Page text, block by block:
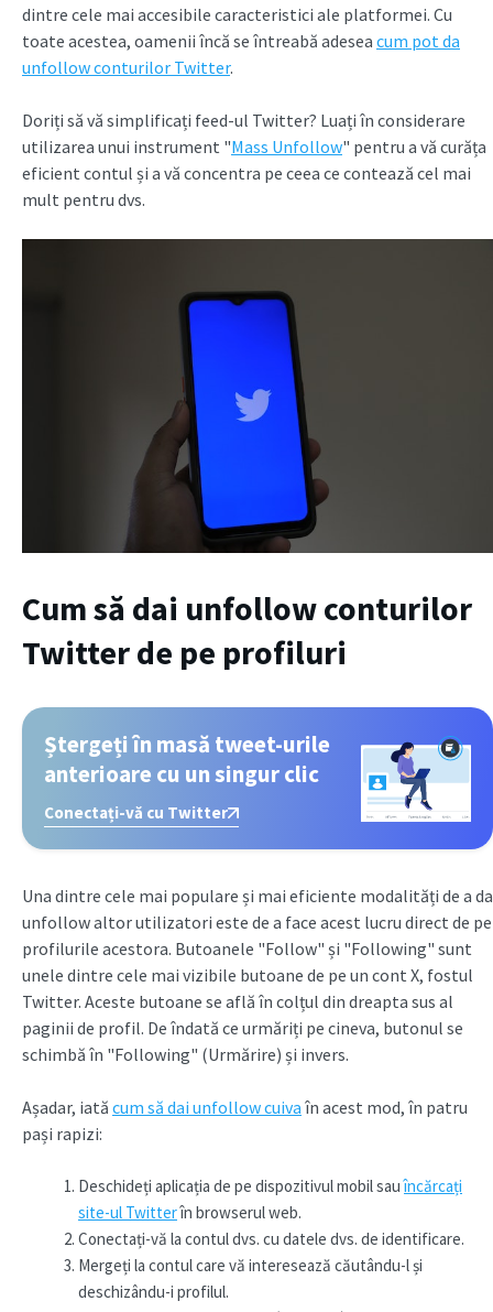
dintre cele mai accesibile caracteristici ale platformei. Cu
toate acestea, oamenii încă se întreabă adesea cum pot da
unfollow conturilor Twitter.
Doriți să vă simplificați feed-ul Twitter? Luați în considerare
utilizarea unui instrument "Mass Unfollow" pentru a vă curăța
eficient contul și a vă concentra pe ceea ce contează cel mai
mult pentru dvs.
Cum să dai unfollow conturilor
Twitter de pe profiluri
Ștergeți în masă tweet-urile
anterioare cu un singur clic
Conectați-vă cu Twitter
Una dintre cele mai populare și mai eficiente modalități de a da
unfollow altor utilizatori este de a face acest lucru direct de pe
profilurile acestora. Butoanele "Follow" și "Following" sunt
unele dintre cele mai vizibile butoane de pe un cont X, fostul
Twitter. Aceste butoane se află în colțul din dreapta sus al
paginii de profil. De îndată ce urmăriți pe cineva, butonul se
schimbă în "Following" (Urmărire) și invers.
Așadar, iată cum să dai unfollow cuiva în acest mod, în patru
pași rapizi:
Deschideți aplicația de pe dispozitivul mobil sauîncărcați
site-ul Twitterîn browserul web.
Conectați-vă la contul dvs. cu datele dvs. de identificare.
Mergeți la contul care vă interesează căutându-l și
deschizându-i profilul.